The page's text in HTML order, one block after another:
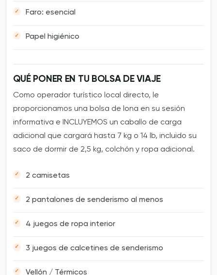
Faro: esencial
Papel higiénico
QUÉ PONER EN TU BOLSA DE VIAJE
Como operador turístico local directo, le
proporcionamos una bolsa de lona en su sesión
informativa e INCLUYEMOS un caballo de carga
adicional que cargará hasta 7 kg o 14 lb, incluido su
saco de dormir de 2,5 kg, colchón y ropa adicional.
2 camisetas
2 pantalones de senderismo al menos
4 juegos de ropa interior
3 juegos de calcetines de senderismo
Vellón / Térmicos